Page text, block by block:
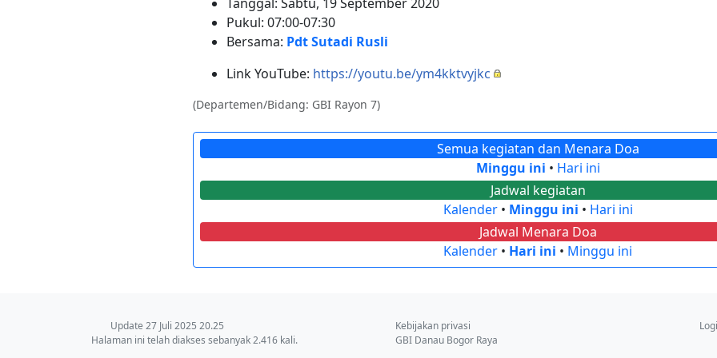
Pukul: 07:00-07:30
Bersama: Pdt Sutadi Rusli
Link YouTube: https://youtu.be/ym4kktvyjkc
(Departemen/Bidang: GBI Rayon 7)
Semua kegiatan dan Menara Doa
Minggu ini • Hari ini
Jadwal kegiatan
Kalender• Minggu ini • Hari ini
Jadwal Menara Doa
Kalender • Hari ini • Minggu ini
Update 27 Juli 2025 20.25
Halaman ini telah diakses sebanyak 2.416 kali.
Kebijakan privasi
GBI Danau Bogor Raya